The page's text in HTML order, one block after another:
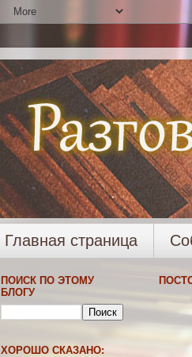
Главная страница
ПОИСК ПО ЭТОМУ
БЛОГУ
ХОРОШО СКАЗАНО: